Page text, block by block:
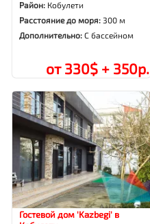
Район: Кобулети
Расстояние до моря: 300 м
Дополнительно:С бассейном
от 330$ + 350р.
Гостевой дом 'Kazbegi' в